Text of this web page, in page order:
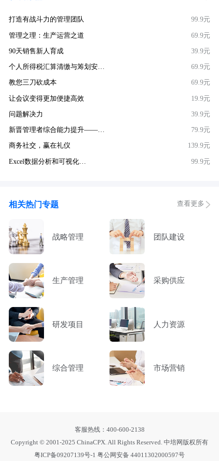
打造有战斗力的管理团队 99.9元
管理之理：生产运营之道 69.9元
90天销售新人育成 39.9元
个人所得税汇算清缴与筹划安… 69.9元
教您三刀砍成本 69.9元
让会议变得更加便捷高效 19.9元
问题解决力 39.9元
新晋管理者综合能力提升——… 79.9元
商务社交，赢在礼仪 139.9元
Excel数据分析和可视化… 99.9元
相关热门专题 查看更多
战略管理 团队建设
生产管理 采购供应
研发项目 人力资源
综合管理 市场营销
客服热线：400-600-2138
Copyright © 2001-2025 ChinaCPX. All Rights Reserved. 中培网版权所有
粤ICP备09207139号-1 粤公网安备 44011302000597号